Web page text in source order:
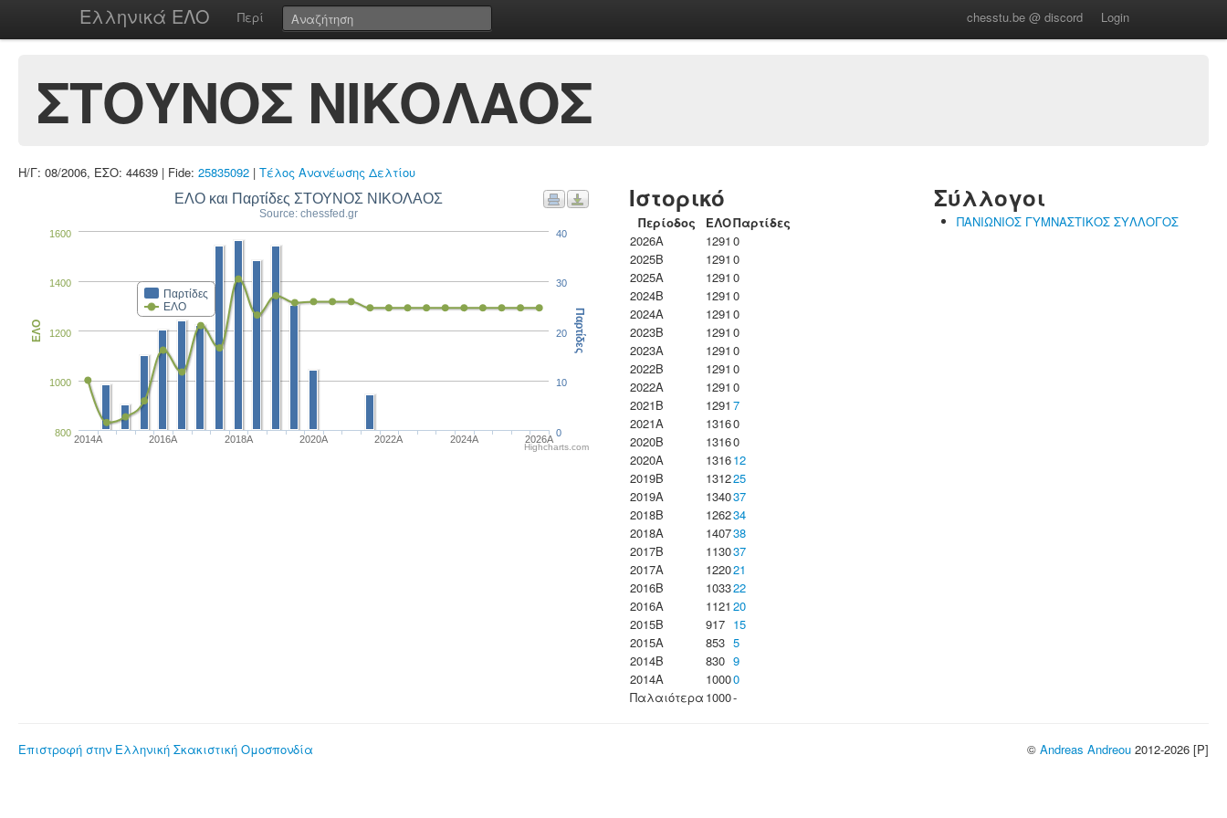
Ελληνικά ΕΛΟ Περί chesstu.be @ discord Login
ΣΤΟΥΝΟΣ ΝΙΚΟΛΑΟΣ
Η/Γ: 08/2006, ΕΣΟ: 44639 | Fide: 25835092 | Τέλος Ανανέωσης Δελτίου
ΕΛΟ και Παρτίδες ΣΤΟΥΝΟΣ ΝΙΚΟΛΑΟΣ
Source: chessfed.gr
Παρτίδες
ΕΛΟ
2014A 2016A 2018A 2020A 2022A 2024A 2026A
800
1000
1200
1400
1600
ΕΛΟ
0
10
20
30
40
Παρτίδες
Highcharts.com
Ιστορικό
Περίοδος ΕΛΟΠαρτίδες
2026A
1291 0
2025B
1291 0
2025A
1291 0
2024B
1291 0
2024A
1291 0
2023B
1291 0
2023Α
1291 0
2022B
1291 0
2022A
1291 0
2021B
1291 7
2021A
13160
2020B
13160
2020A
131612
2019B
131225
2019A
134037
2018B
126234
2018A
140738
2017B
113037
2017A
122021
2016B
103322
2016A
1121 20
2015B
917 15
2015A
853 5
2014B
830 9
2014A
10000
Παλαιότερα 1000-
Σύλλογοι
ΠΑΝΙΩΝΙΟΣ ΓΥΜΝΑΣΤΙΚΟΣ ΣΥΛΛΟΓΟΣ
Επιστροφή στην Ελληνική Σκακιστική Ομοσπονδία © Andreas Andreou 2012-2026 [P]